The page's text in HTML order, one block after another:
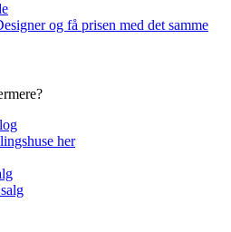
og få prisen med det samme
her